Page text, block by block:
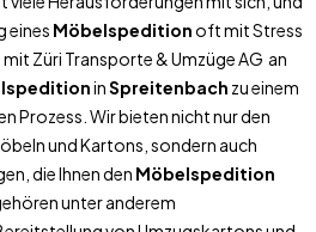
eines Möbelspeditionoft mit Stress
Züri Transporte & Umzüge AG an
inSpreitenbach zu einem
Prozess. Wir bieten nicht nur den
und Kartons, sondern auch
die Ihnen den Möbelspedition
unter anderem